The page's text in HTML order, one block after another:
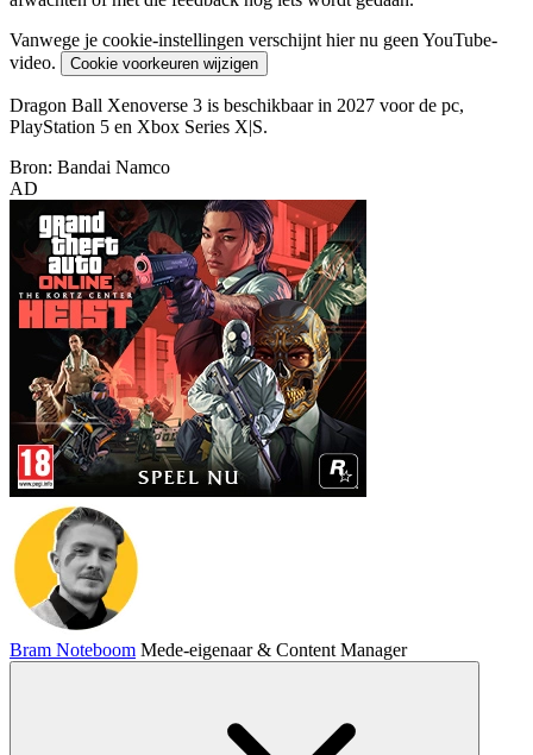
Vanwege je cookie-instellingen verschijnt hier nu geen YouTube-
video.
Cookie voorkeuren wijzigen
Dragon Ball Xenoverse 3 is beschikbaar in 2027 voor de pc,
PlayStation 5 en Xbox Series X|S.
Bron: Bandai Namco
AD
Bram Noteboom Mede-eigenaar & Content Manager